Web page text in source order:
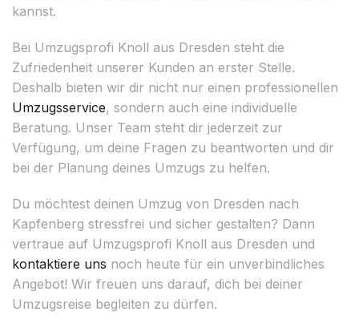
kannst.
Bei Umzugsprofi Knoll aus Dresden steht die
Zufriedenheit unserer Kunden an erster Stelle.
Deshalb bieten wir dir nicht nur einen professionellen
Umzugsservice, sondern auch eine individuelle
Beratung. Unser Team steht dir jederzeit zur
Verfügung, um deine Fragen zu beantworten und dir
bei der Planung deines Umzugs zu helfen.
Du möchtest deinen Umzug von Dresden nach
Kapfenberg stressfrei und sicher gestalten? Dann
vertraue auf Umzugsprofi Knoll aus Dresden und
kontaktiere uns noch heute für ein unverbindliches
Angebot! Wir freuen uns darauf, dich bei deiner
Umzugsreise begleiten zu dürfen.